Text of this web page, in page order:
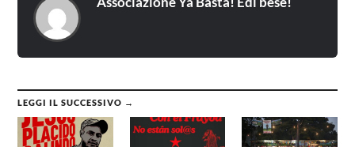
LEGGI IL SUCCESSIVO →